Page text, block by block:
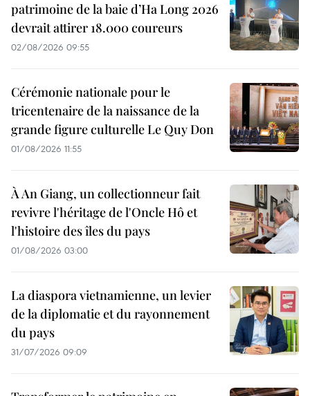
patrimoine de la baie d’Ha Long 2026
devrait attirer 18.000 coureurs
02/08/2026 09:55
Cérémonie nationale pour le
tricentenaire de la naissance de la
grande figure culturelle Le Quy Don
01/08/2026 11:55
À An Giang, un collectionneur fait
revivre l'héritage de l'Oncle Hô et
l'histoire des îles du pays
01/08/2026 03:00
La diaspora vietnamienne, un levier
de la diplomatie et du rayonnement
du pays
31/07/2026 09:09